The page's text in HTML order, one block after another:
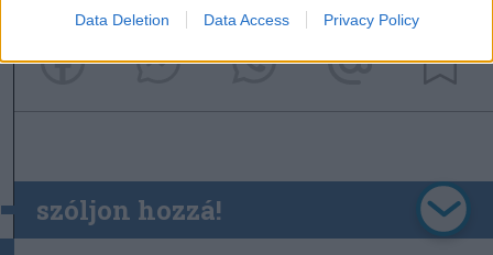
Data Deletion Data Access Privacy Policy
szóljon hozzá!